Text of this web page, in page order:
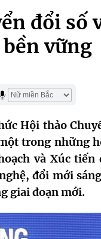
đổi số
vững
Hội thảo
trong những
và Xúc
đổi mới
giai đoạn mới.